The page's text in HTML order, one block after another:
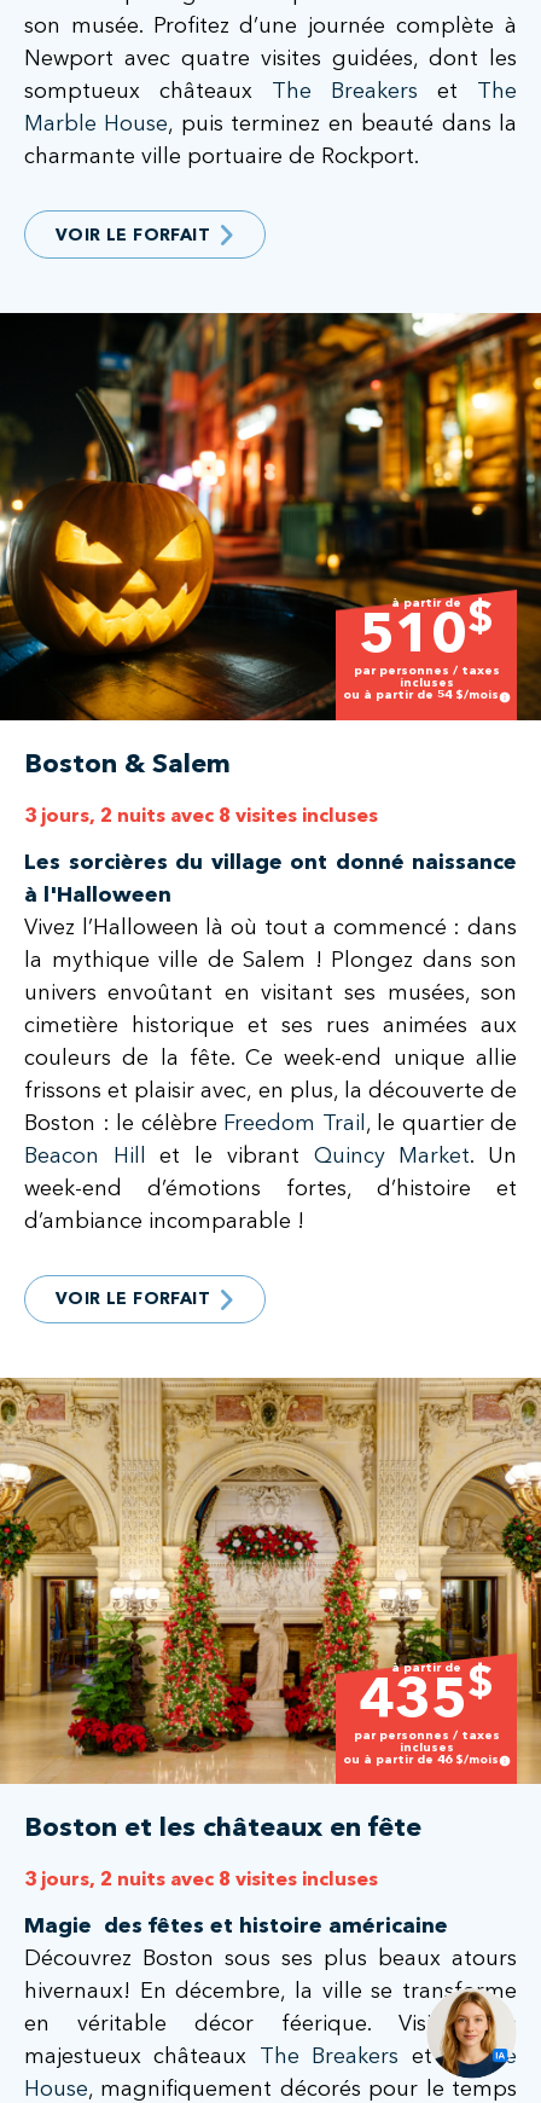
son musée. Profitez d’une journée complète à
Newport avec quatre visites guidées, dont les
somptueux châteaux
The Breakers et
The
Marble House, puis terminez en beauté dans la
charmante ville portuaire de Rockport.
VOIR LE FORFAIT
à partir de
510$
par personnes / taxes
incluses
ou à partir de 54$/mois
Boston & Salem
3 jours, 2 nuits avec 8 visites incluses
Les sorcières du village ont donné naissance
à l'Halloween
Vivez l’Halloween là où tout a commencé : dans
la mythique ville de Salem ! Plongez dans son
univers envoûtant en visitant ses musées, son
cimetière historique et ses rues animées aux
couleurs de la fête. Ce week-end unique allie
frissons et plaisir avec, en plus, la découverte de
Boston : le célèbre Freedom Trail , le quartier de
Beacon Hill
et le vibrant Quincy Market. Un
week-end d’émotions fortes, d’histoire et
d’ambiance incomparable !
VOIR LE FORFAIT
à partir de
435$
par personnes / taxes
incluses
ou à partir de 46$/mois
Boston et les châteaux en fête
3 jours, 2 nuits avec 8 visites incluses
Magie des fêtes et histoire américaine
Découvrez Boston sous ses plus beaux atours
hivernaux! En décembre, la ville se transforme
en véritable décor féerique. Visitez les
majestueux châteaux
The Breakers etMarble
House, magnifiquement décorés pour le temps